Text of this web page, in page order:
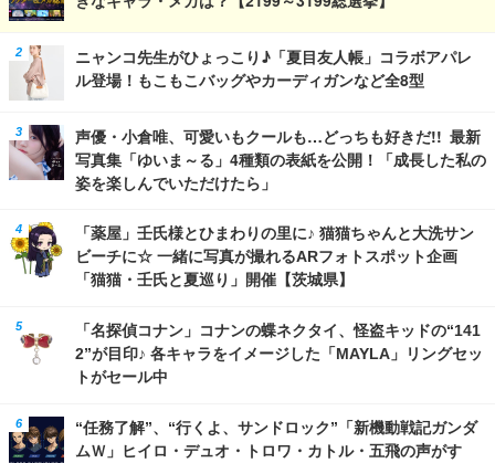
ニャンコ先生がひょっこり♪「夏目友人帳」コラボアパレ
ル登場！もこもこバッグやカーディガンなど全8型
声優・小倉唯、可愛いもクールも…どっちも好きだ!! 最新
写真集「ゆいま～る」4種類の表紙を公開！「成長した私の
姿を楽しんでいただけたら」
「薬屋」壬氏様とひまわりの里に♪ 猫猫ちゃんと大洗サン
ビーチに☆ 一緒に写真が撮れるARフォトスポット企画
「猫猫・壬氏と夏巡り」開催【茨城県】
「名探偵コナン」コナンの蝶ネクタイ、怪盗キッドの“141
2”が目印♪ 各キャラをイメージした「MAYLA」リングセッ
トがセール中
“任務了解”、“行くよ、サンドロック”「新機動戦記ガンダ
ムＷ」ヒイロ・デュオ・トロワ・カトル・五飛の声がす